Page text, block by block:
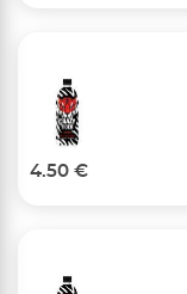
4.50 €